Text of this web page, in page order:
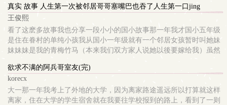
东儿子是文学院大三生，因为参加田径队在学校练习，所以入住当天
并没有见到人。房东帮忙我将行李放到
真实 故事 人生第一次被邻居哥哥塞嘴巴也吞了人生第一口jing
王俊熙
看了这麽多故事我也分享一段小小的国小故事那一年我才国小五年级
是住在眷村的单纯小孩我从国小一年级就有一个邻居女孩暂时叫她妹
妹妹妹是我的青梅竹马（本来我们双方家人说她以後要嫁给我）虽然
五年级有一天的假日我也不知道为什麽妹妹会认识他家隔壁的大哥哥
p; p;然後他带着我去找大哥哥玩 p; p;当
欲求不满的阿兵哥室友(完)
korecx
大一那一年我考上了外地的大学，因为离家路途遥远所以打算就这样
离家，住在大学的学生宿舍就在我要往学校报到的路上，看到了一则